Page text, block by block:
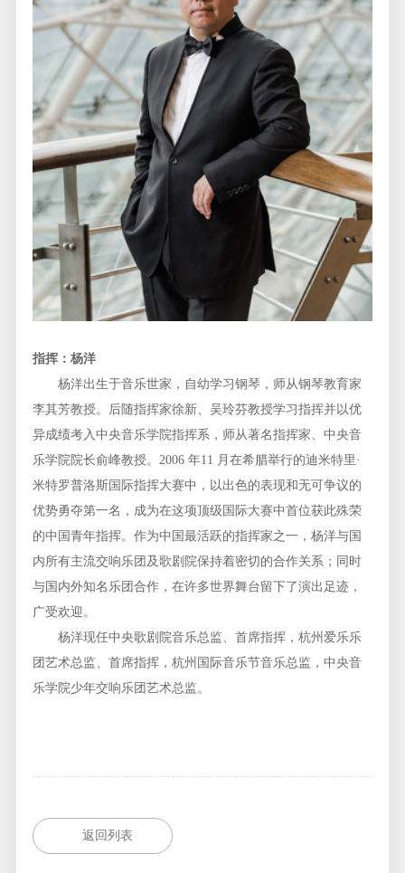
指挥：杨洋
杨洋出生于音乐世家，自幼学习钢琴，师从钢琴教育家
李其芳教授。后随指挥家徐新、吴玲芬教授学习指挥并以优
异成绩考入中央音乐学院指挥系，师从著名指挥家、中央音
乐学院院长俞峰教授。2006 年11 月在希腊举行的迪米特里·
米特罗普洛斯国际指挥大赛中，以出色的表现和无可争议的
优势勇夺第一名，成为在这项顶级国际大赛中首位获此殊荣
的中国青年指挥。作为中国最活跃的指挥家之一，杨洋与国
内所有主流交响乐团及歌剧院保持着密切的合作关系；同时
与国内外知名乐团合作，在许多世界舞台留下了演出足迹，
广受欢迎。
杨洋现任中央歌剧院音乐总监、首席指挥，杭州爱乐乐
团艺术总监、首席指挥，杭州国际音乐节音乐总监，中央音
乐学院少年交响乐团艺术总监。
返回列表